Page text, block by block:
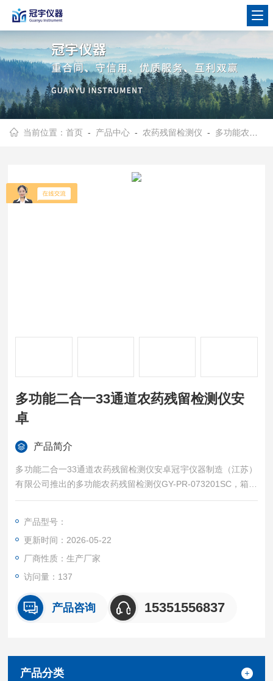
当前位置：首页 - 产品中心 - 农药残留检测仪 - 多功能农药残留检测仪
多功能二合一33通道农药残留检测仪安
卓
产品简介
多功能二合一33通道农药残留检测仪安卓冠宇仪器制造（江苏）
有限公司推出的多功能农药残留检测仪GY-PR-073201SC，箱仪
一体化设计集成32通道酶抑制法检测模块及单通道胶体金法农药
样本的农药残留全覆盖检测。
产品型号：
更新时间：2026-05-22
厂商性质：生产厂家
访问量：137
产品咨询 15351556837
产品分类